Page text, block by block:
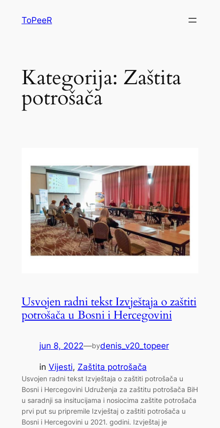
ToPeeR
Kategorija: Zaštita
potrošača
Usvojen radni tekst Izvještaja o zaštiti
potrošača u Bosni i Hercegovini
jun 8, 2022—bydenis_v20_topeer
in Vijesti, Zaštita potrošača
Usvojen radni tekst Izvještaja o zaštiti potrošača u
Bosni i Hercegovini Udruženja za zaštitu potrošača BiH
u saradnji sa insitucijama i nosiocima zaštite potrošača
prvi put su pripremile Izvještaj o zaštiti potrošača u
Bosni i Hercegovini u 2021. godini. Izvještaj je